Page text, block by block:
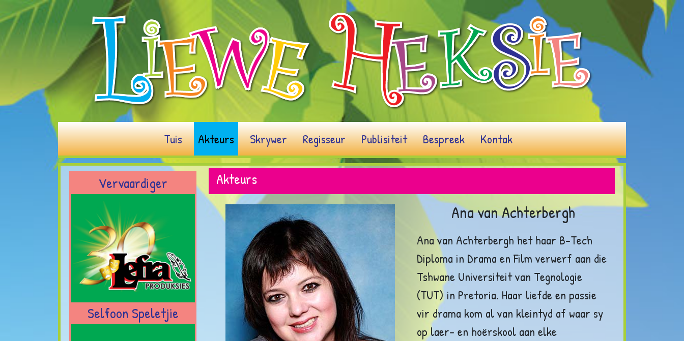
Tuis Akteurs Skrywer Regisseur Publisiteit Bespreek Kontak
Vervaardiger
Selfoon Speletjie
Akteurs
Ana van Achterbergh
Ana van Achterbergh het haar B-Tech
Diploma in Drama en Film verwerf aan die
Tshwane Universiteit van Tegnologie
(TUT) in Pretoria. Haar liefde en passie
vir drama kom al van kleintyd af waar sy
op laer- en hoërskool aan elke